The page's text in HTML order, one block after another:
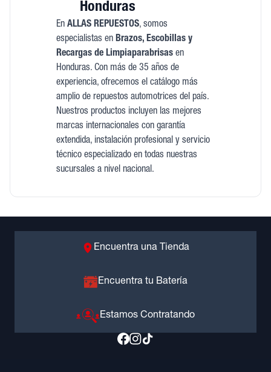
Honduras
En ALLAS REPUESTOS, somos
especialistas en Brazos, Escobillas y
Recargas de Limpiaparabrisasen
Honduras. Con más de 35 años de
experiencia, ofrecemos el catálogo más
amplio de repuestos automotrices del país.
Nuestros productos incluyen las mejores
marcas internacionales con garantía
extendida, instalación profesional y servicio
técnico especializado en todas nuestras
sucursales a nivel nacional.
Encuentra una Tienda
Encuentra tu Batería
Estamos Contratando